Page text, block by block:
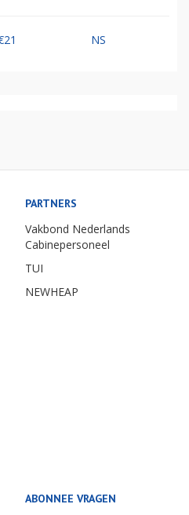
NS
PARTNERS
Vakbond Nederlands
Cabinepersoneel
TUI
NEWHEAP
ABONNEE VRAGEN